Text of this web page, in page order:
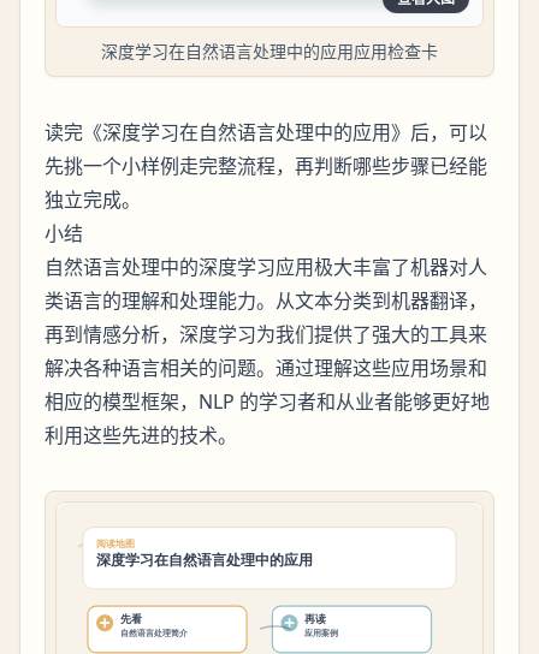
深度学习在自然语言处理中的应用应用检查卡
读完《深度学习在自然语言处理中的应用》后，可以
先挑一个小样例走完整流程，再判断哪些步骤已经能
独立完成。
小结
自然语言处理中的深度学习应用极大丰富了机器对人
类语言的理解和处理能力。从文本分类到机器翻译，
再到情感分析，深度学习为我们提供了强大的工具来
解决各种语言相关的问题。通过理解这些应用场景和
相应的模型框架，NLP 的学习者和从业者能够更好地
利用这些先进的技术。